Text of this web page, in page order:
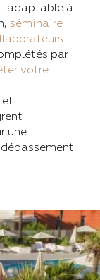
adaptable à
séminaire
par
votre
et
une